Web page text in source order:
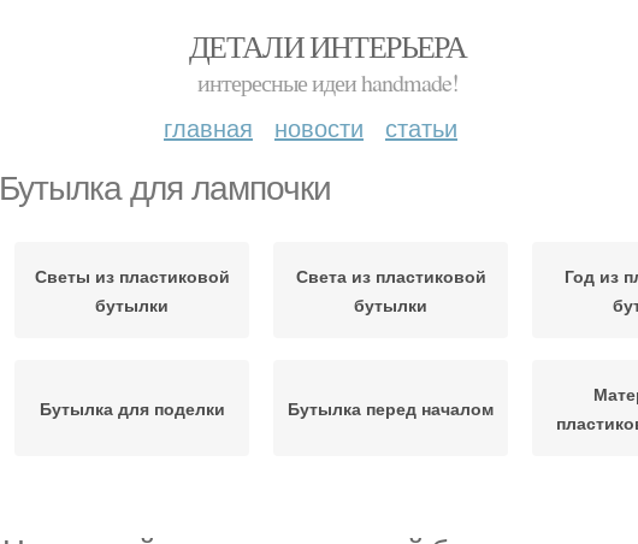
ДЕТАЛИ ИНТЕРЬЕРА
интересные идеи handmade!
главная новости статьи
Бутылка для лампочки
Светы из пластиковой
бутылки
Света из пластиковой
бутылки
Год из
Бутылка для поделки Бутылка перед началом